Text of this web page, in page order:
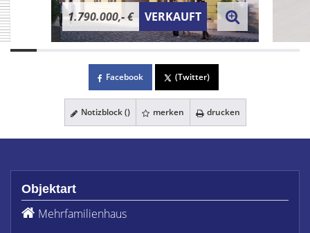
1.790.000,- € VERKAUFT
Facebook (Twitter)
Notizblock () merken drucken
Objektart
Mehrfamilienhaus